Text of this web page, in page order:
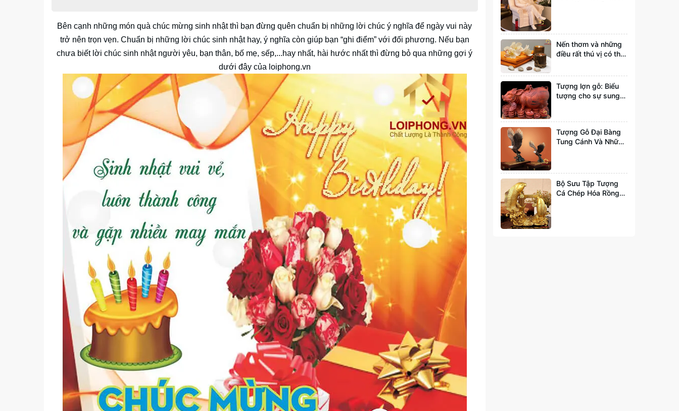
Bên cạnh những món quà chúc mừng sinh nhật thì bạn đừng quên chuẩn bị những lời chúc ý nghĩa để ngày vui này
trở nên trọn vẹn. Chuẩn bị những lời chúc sinh nhật hay, ý nghĩa còn giúp bạn “ghi điểm” với đối phương. Nếu bạn
chưa biết lời chúc sinh nhật người yêu, bạn thân, bố mẹ, sếp,...hay nhất, hài hước nhất thì đừng bỏ qua những gợi ý
dưới đây của loiphong.vn
Nến thơm và những
điều rất thú vị có thể
Tượng lợn gỗ: Biểu
tượng cho sự sung
Tượng Gỗ Đại Bàng
Tung Cánh Và Những
Bộ Sưu Tập Tượng
Cá Chép Hóa Rồng